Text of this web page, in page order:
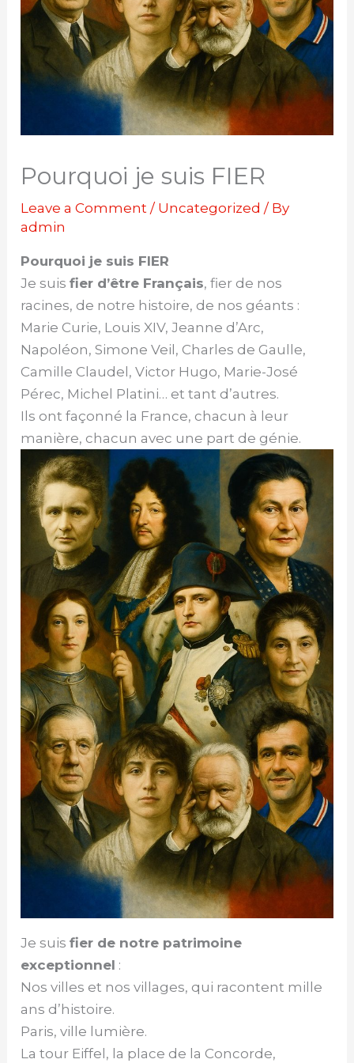
Pourquoi je suis FIER
Leave a Comment / Uncategorized / By
admin
Pourquoi je suis FIER
Je suisfier d’être Français, fier de nos
racines, de notre histoire, de nos géants :
Marie Curie, Louis XIV, Jeanne d’Arc,
Napoléon, Simone Veil, Charles de Gaulle,
Camille Claudel, Victor Hugo, Marie-José
Pérec, Michel Platini… et tant d’autres.
Ils ont façonné la France, chacun à leur
manière, chacun avec une part de génie.
Je suisfier de notre patrimoine
exceptionnel :
Nos villes et nos villages, qui racontent mille
ans d’histoire.
Paris, ville lumière.
La tour Eiffel, la place de la Concorde,